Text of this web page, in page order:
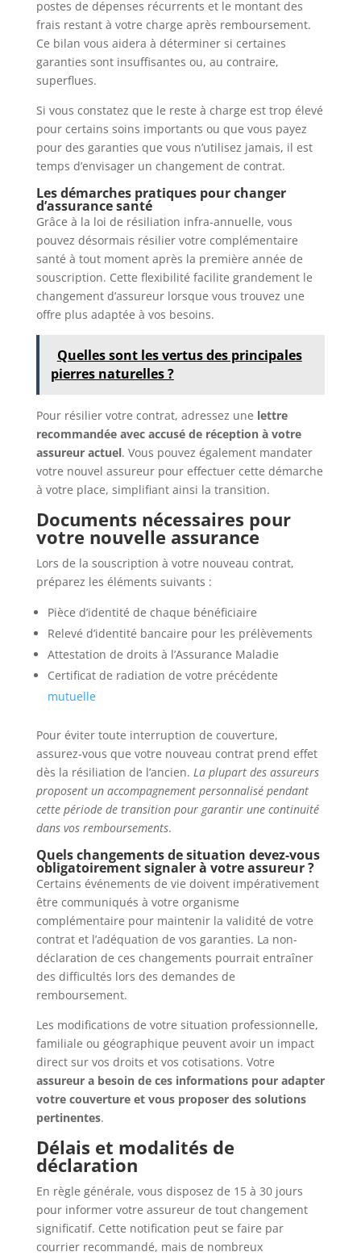
postes de dépenses récurrents et le montant des
frais restant à votre charge après remboursement.
Ce bilan vous aidera à déterminer si certaines
garanties sont insuffisantes ou, au contraire,
superflues.
Si vous constatez que le reste à charge est trop élevé
pour certains soins importants ou que vous payez
pour des garanties que vous n’utilisez jamais, il est
temps d’envisager un changement de contrat.
Les démarches pratiques pour changer
d’assurance santé
Grâce à la loi de résiliation infra-annuelle, vous
pouvez désormais résilier votre complémentaire
santé à tout moment après la première année de
souscription. Cette flexibilité facilite grandement le
changement d’assureur lorsque vous trouvez une
offre plus adaptée à vos besoins.
Quelles sont les vertus des principales
pierres naturelles ?
Pour résilier votre contrat, adressez une lettre
recommandée avec accusé de réception à votre
assureur actuel. Vous pouvez également mandater
votre nouvel assureur pour effectuer cette démarche
à votre place, simplifiant ainsi la transition.
Documents nécessaires pour
votre nouvelle assurance
Lors de la souscription à votre nouveau contrat,
préparez les éléments suivants :
Pièce d’identité de chaque bénéficiaire
Relevé d’identité bancaire pour les prélèvements
Attestation de droits à l’Assurance Maladie
Certificat de radiation de votre précédente
mutuelle
Pour éviter toute interruption de couverture,
assurez-vous que votre nouveau contrat prend effet
dès la résiliation de l’ancien. La plupart des assureurs
proposent un accompagnement personnalisé pendant
cette période de transition pour garantir une continuité
dans vos remboursements.
Quels changements de situation devez-vous
obligatoirement signaler à votre assureur ?
Certains événements de vie doivent impérativement
être communiqués à votre organisme
complémentaire pour maintenir la validité de votre
contrat et l’adéquation de vos garanties. La non-
déclaration de ces changements pourrait entraîner
des difficultés lors des demandes de
remboursement.
Les modifications de votre situation professionnelle,
familiale ou géographique peuvent avoir un impact
direct sur vos droits et vos cotisations. Votre
assureur a besoin de ces informations pour adapter
votre couverture et vous proposer des solutions
pertinentes.
Délais et modalités de
déclaration
En règle générale, vous disposez de 15 à 30 jours
pour informer votre assureur de tout changement
significatif. Cette notification peut se faire par
courrier recommandé, mais de nombreux